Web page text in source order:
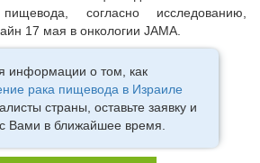
согласно исследованию,
17 мая в онкологии JAMA.
информации о том, как
рака пищевода в Израиле
страны, оставьте заявку и
Вами в ближайшее время.